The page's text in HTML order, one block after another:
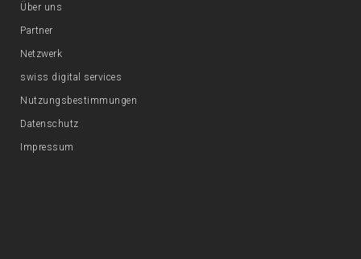
Über uns
Partner
Netzwerk
swiss digital services
Nutzungsbestimmungen
Datenschutz
Impressum